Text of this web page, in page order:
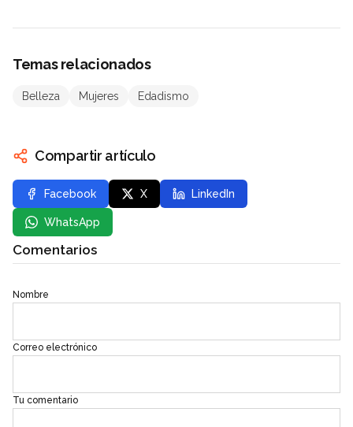
Temas relacionados
Belleza Mujeres Edadismo
Compartir artículo
Facebook X LinkedIn
WhatsApp
Comentarios
Nombre
Correo electrónico
Tu comentario